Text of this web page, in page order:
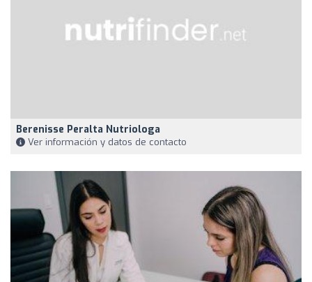
Berenisse Peralta Nutriologa
Ver información y datos de contacto